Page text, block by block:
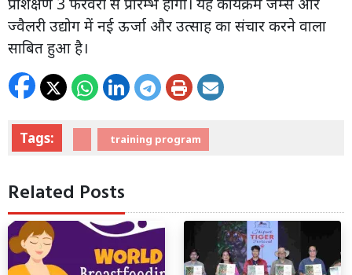
ज्वैलरी उद्योग में नई ऊर्जा और उत्साह का संचार करने वाला
साबित हुआ है।
Tags: training program
Related Posts